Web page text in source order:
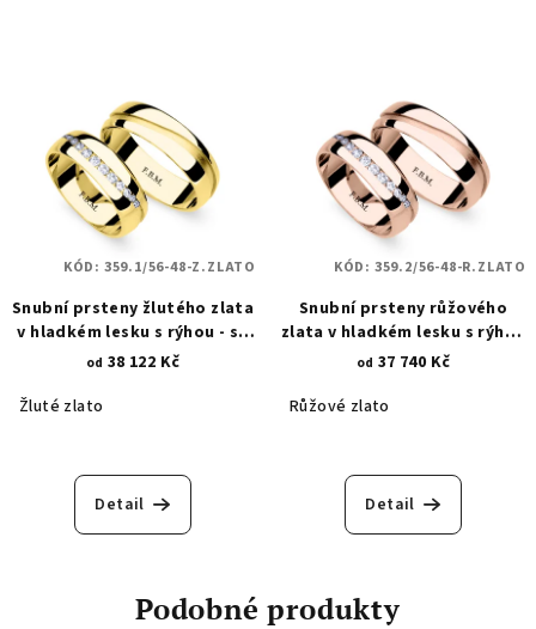
Snubní prsteny žlutého zlata
v hladkém lesku s rýhou - se
zirkony 359.1
od 38 122 Kč
Žluté zlato
Detail
KÓD: 359.1/56-48-Z.ZLATO
Snubní prsteny růžového
zlata v hladkém lesku s rýhou
- se zirkony 359.2
od 37 740 Kč
Růžové zlato
Detail
KÓD: 359.2/56-48-R.ZLATO
Podobné produkty